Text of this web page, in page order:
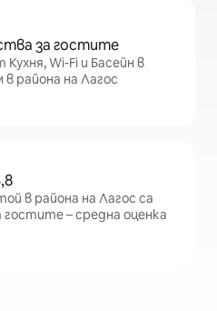
за гостите
Wi-Fi и Басейн в
района на Лагос
в района на Лагос са
гостите – средна оценка